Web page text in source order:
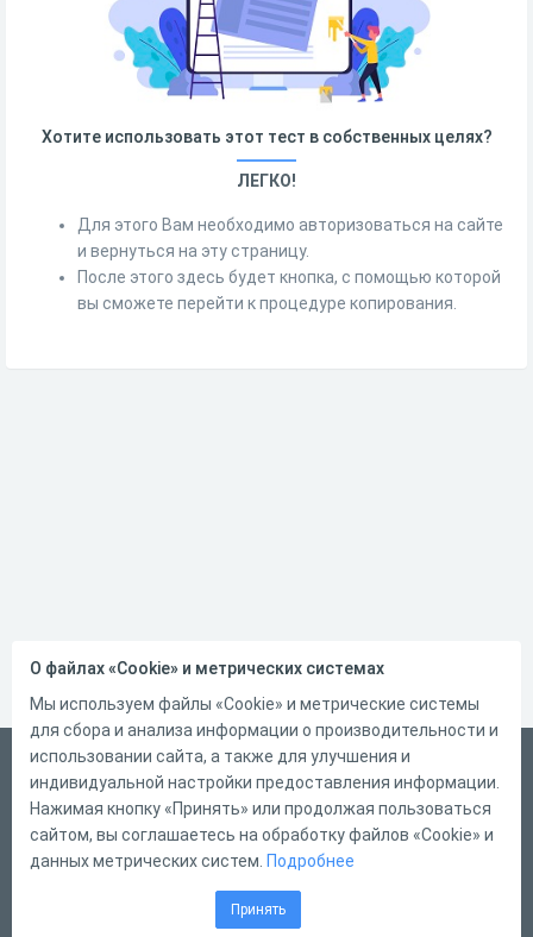
Хотите использовать этот тест в собственных целях?
ЛЕГКО!
Для этого Вам необходимо авторизоваться на сайте
и вернуться на эту страницу.
После этого здесь будет кнопка, с помощью которой
вы сможете перейти к процедуре копирования.
Русский
Справка
Форма обратной связи
О файлах «Cookie» и метрических системах
Мы используем файлы «Cookie» и метрические системы
для сбора и анализа информации о производительности и
использовании сайта, а также для улучшения и
индивидуальной настройки предоставления информации.
Нажимая кнопку «Принять» или продолжая пользоваться
сайтом, вы соглашаетесь на обработку файлов «Cookie» и
данных метрических систем. Подробнее
Принять